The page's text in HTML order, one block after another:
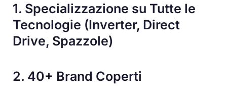
1. Specializzazione su Tutte le
Tecnologie (Inverter, Direct
Drive, Spazzole)
2. 40+ Brand Coperti